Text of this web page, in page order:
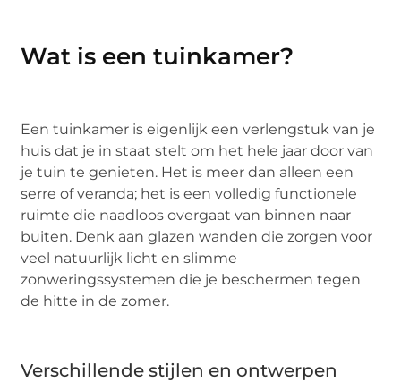
Wat is een tuinkamer?
Een tuinkamer is eigenlijk een verlengstuk van je
huis dat je in staat stelt om het hele jaar door van
je tuin te genieten. Het is meer dan alleen een
serre of veranda; het is een volledig functionele
ruimte die naadloos overgaat van binnen naar
buiten. Denk aan glazen wanden die zorgen voor
veel natuurlijk licht en slimme
zonweringssystemen die je beschermen tegen
de hitte in de zomer.
Verschillende stijlen en ontwerpen